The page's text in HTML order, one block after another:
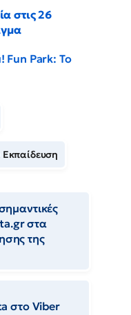
στις 26
Fun Park: Το
στα
της
στο Viber